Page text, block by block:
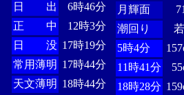
日 出
6時46分
正 中
12時3分
日 没 17時19分
常用薄明 17時44分
天文薄明 18時44分
月輝面
潮回り
5時4分
11時41分
18時28分